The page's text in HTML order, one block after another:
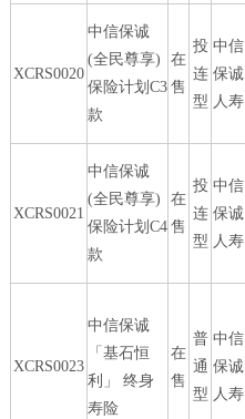
XCRS0020
中信保诚
(全民尊享)
保险计划C3
款
在
售
投
连
型
中信
保诚
人寿
XCRS0021
中信保诚
(全民尊享)
保险计划C4
款
在
售
投
连
型
中信
保诚
人寿
XCRS0023
中信保诚
「基石恒
利」 终身
寿险
在
售
普
通
型
中信
保诚
人寿